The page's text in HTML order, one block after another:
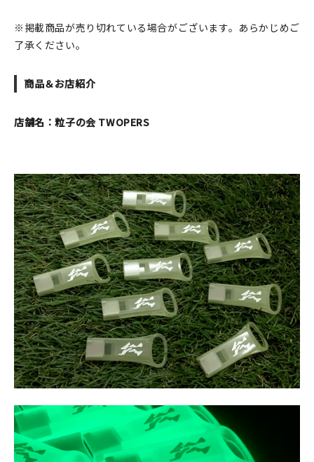
ギャラリー
おしらせ
カートを見る
お買い物ガイド
よくある質問
お問い合わせ
※掲載商品が売り切れている場合がございます。あらかじめご
了承ください。
商品＆お店紹介
店舗名：粒子の会 TWOPERS